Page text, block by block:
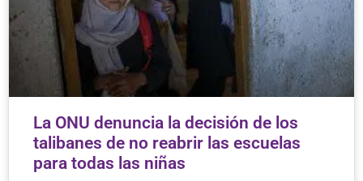
La ONU denuncia la decisión de los
talibanes de no reabrir las escuelas
para todas las niñas